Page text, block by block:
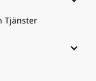
Tjänster